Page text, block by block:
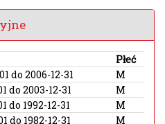
Płeć
do 2006-12-31
M
do 2003-12-31
M
do 1992-12-31
M
do 1982-12-31 M